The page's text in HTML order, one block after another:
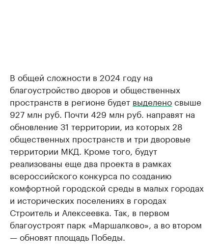
В общей сложности в 2024 году на
благоустройство дворов и общественных
пространств в регионе будет выделеносвыше
927 млн руб. Почти 429 млн руб. направят на
обновление 31 территории, из которых 28
общественных пространств и три дворовые
территории МКД. Кроме того, будут
реализованы еще два проекта в рамках
всероссийского конкурса по созданию
комфортной городской среды в малых городах
и исторических поселениях в городах
Строитель и Алексеевка. Так, в первом
благоустроят парк «Маршалково», а во втором
— обновят площадь Победы.